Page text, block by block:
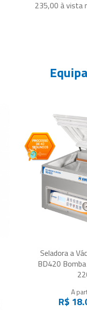
235,00 à vista
Seladora a
BD420
A
R$